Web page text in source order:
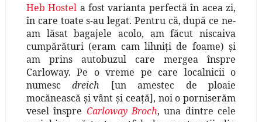
Heb Hostel a fost varianta perfectă în acea zi,
în care toate s-au legat. Pentru că, după ce ne-
am lăsat bagajele acolo, am făcut niscaiva
cumpărături (eram cam lihniţi de foame) şi
am prins autobuzul care mergea înspre
Carloway. Pe o vreme pe care localnicii o
numescdreich [un amestec de ploaie
mocănească şi vânt şi ceaţă], noi o porniserăm
vesel înspre Carloway Broch, una dintre cele